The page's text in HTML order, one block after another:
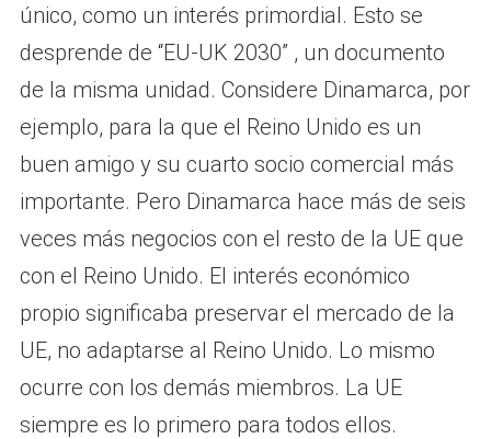
único, como un interés primordial. Esto se
desprende de “EU-UK 2030” , un documento
de la misma unidad. Considere Dinamarca, por
ejemplo, para la que el Reino Unido es un
buen amigo y su cuarto socio comercial más
importante. Pero Dinamarca hace más de seis
veces más negocios con el resto de la UE que
con el Reino Unido. El interés económico
propio significaba preservar el mercado de la
UE, no adaptarse al Reino Unido. Lo mismo
ocurre con los demás miembros. La UE
siempre es lo primero para todos ellos.